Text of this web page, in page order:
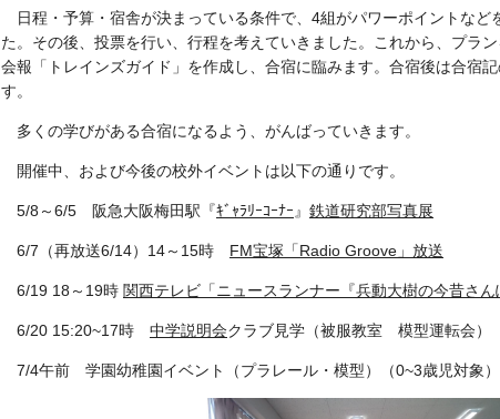
日程・予算・宿舎が決まっている条件で、4組がパワーポイントなど
た。その後、投票を行い、行程を考えていきました。これから、プラ
会報「トレインズガイド」を作成し、合宿に臨みます。合宿後は合宿
す。
多くの学びがある合宿になるよう、がんばっていきます。
開催中、および今後の校外イベントは以下の通りです。
5/8～6/5 阪急大阪梅田駅『ｷﾞｬﾗﾘｰｺｰﾅｰ 』 鉄道研究部写真展
6/7（再放送6/14）14～15時 FM宝塚「Radio Groove」放送
6/19 18～19時 関西テレビ「ニュースランナー『兵動大樹の今昔さん
6/20 15:20~17時 中学説明会クラブ見学（被服教室 模型運転会）
7/4午前 学園幼稚園イベント（プラレール・模型）（0~3歳児対象）